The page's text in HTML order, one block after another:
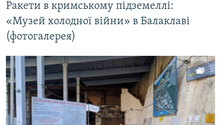
Ракети в кримському підземеллі:
«Музей холодної війни» в Балаклаві
(фотогалерея)